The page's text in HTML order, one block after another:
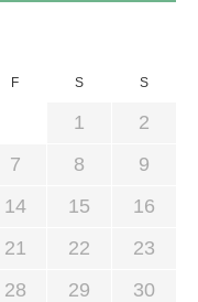
F S S
1
2
7 8
9
14 15
16
21 22
23
28 29
30